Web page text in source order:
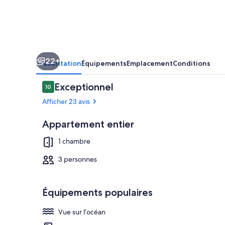
par
www.SanSebastianApartments.es
22+
PrésentationÉquipementsEmplacementConditions
Avis
voyageurs
1010 sur 10
Exceptionnel
Afficher 23 avis
Appartement entier
1 chambre
3 personnes
Équipements populaires
Vue sur l’océan